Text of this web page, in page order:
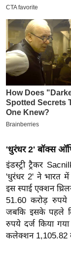
-
पे
प
र
मि
सा
ल
बे
मि
ल
श
ख्सि
य
त
यं
ग
'धुरंधर 2' बॉक्स
इंडस्ट्री ट्रैकर
'धुरंधर 2' ने भारत
इस स्पाई एक्शन
51.60 करोड़
जबकि इसके पहले
रुपये दर्ज किया गया
कलेक्शन 1,105.82